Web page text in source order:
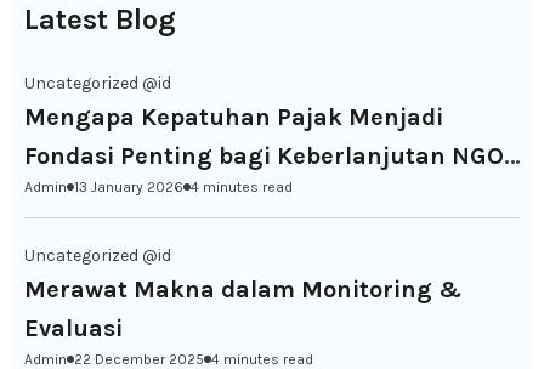
Latest Blog
Uncategorized @id
Mengapa Kepatuhan Pajak Menjadi
Fondasi Penting bagi Keberlanjutan NGO
di Indonesia
Admin 13 January 2026 4 minutes read
Uncategorized @id
Merawat Makna dalam Monitoring &
Evaluasi
Admin 22 December 2025 4 minutes read